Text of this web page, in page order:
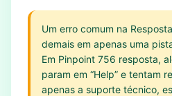
Um erro comum na
demais em apenas uma
Em Pinpoint 756 resposta,
param em “Help” e tentam
apenas a suporte técnico,